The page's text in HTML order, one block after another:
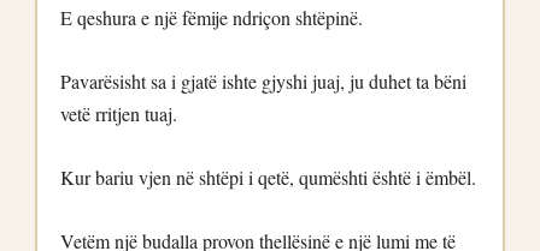
E qeshura e një fëmije ndriçon shtëpinë.
Pavarësisht sa i gjatë ishte gjyshi juaj, ju duhet ta bëni
vetë rritjen tuaj.
Kur bariu vjen në shtëpi i qetë, qumështi është i ëmbël.
Vetëm një budalla provon thellësinë e një lumi me të